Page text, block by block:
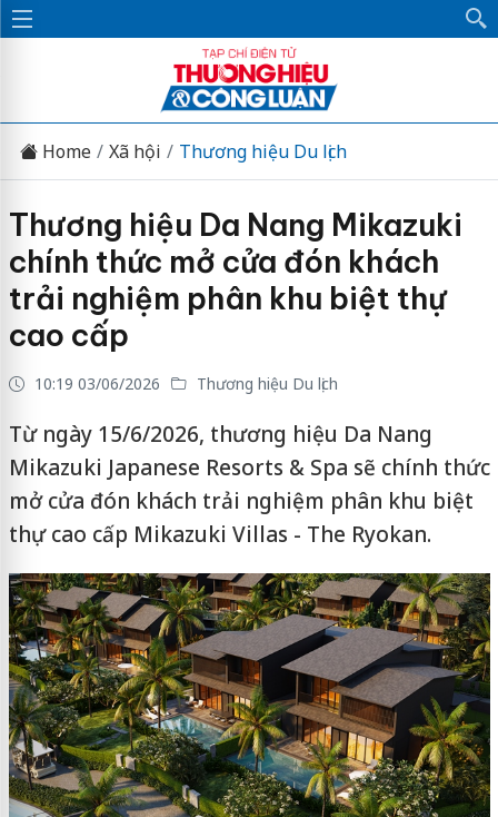
Home Xã hội Thương hiệu Du lịch
Thương hiệu Da Nang Mikazuki
chính thức mở cửa đón khách
trải nghiệm phân khu biệt thự
cao cấp
10:19 03/06/2026 Thương hiệu Du lịch
Từ ngày 15/6/2026, thương hiệu Da Nang
Mikazuki Japanese Resorts & Spa sẽ chính thức
mở cửa đón khách trải nghiệm phân khu biệt
thự cao cấp Mikazuki Villas - The Ryokan.